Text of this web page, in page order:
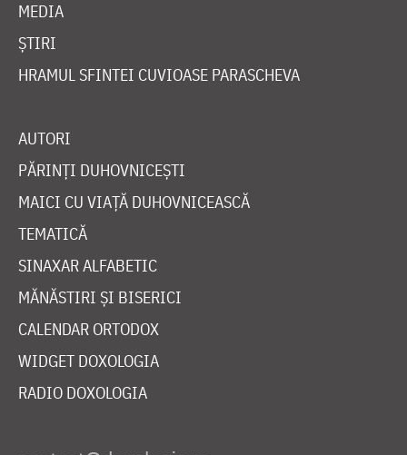
MEDIA
ȘTIRI
HRAMUL SFINTEI CUVIOASE PARASCHEVA
AUTORI
PĂRINȚI DUHOVNICEȘTI
MAICI CU VIAȚĂ DUHOVNICEASCĂ
TEMATICĂ
SINAXAR ALFABETIC
MĂNĂSTIRI ȘI BISERICI
CALENDAR ORTODOX
WIDGET DOXOLOGIA
RADIO DOXOLOGIA